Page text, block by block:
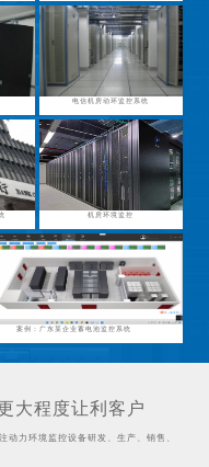
电信机房动环监控系统
机房环境监控
案例：广东某企业蓄电池监控系统
大程度让利客户
动力环境监控设备研发、生产、销售、